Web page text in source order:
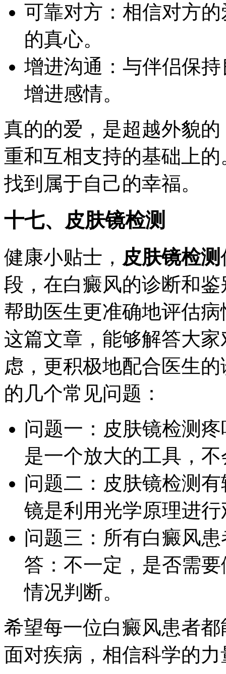
可靠对方：相信对方
的真心。
增进沟通：与伴侣保
增进感情。
真的的爱，是超越外貌
重和互相支持的基础上
找到属于自己的幸福。
十七、皮肤镜检测
健康小贴士， 皮肤镜检测
段，在白癜风的诊断和
帮助医生更准确地评估
这篇文章，能够解答大家
虑，更积极地配合医生
的几个常见问题：
问题一：皮肤镜检测
是一个放大的工具，
问题二：皮肤镜检测
镜是利用光学原理进
问题三：所有白癜风
答：不一定，是否需
情况判断。
希望每一位白癜风患者
面对疾病，相信科学的